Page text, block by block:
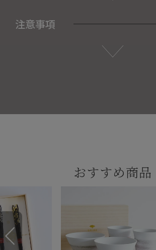
注意事項
おすすめ商品